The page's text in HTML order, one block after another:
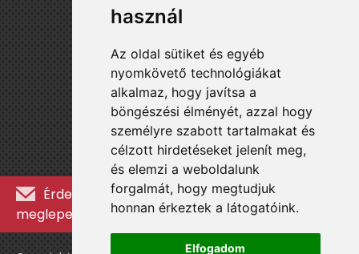
használ
Az oldal sütiket és egyéb
nyomkövető technológiákat
alkalmaz, hogy javítsa a
böngészési élményét, azzal hogy
személyre szabott tartalmakat és
célzott hirdetéseket jelenít meg,
és elemzi a weboldalunk
forgalmát, hogy megtudjuk
honnan érkeztek a látogatóink.
Elfogadom
Érdekességekért, kulisszatitkokért és
meglepetésekért iratkozz fel a hírlevélre »